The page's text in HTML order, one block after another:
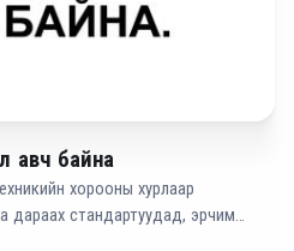
авч байна
хорооны хурлаар
дараах стандартуудад, эрчим
үйлдвэр компаниас санал авч